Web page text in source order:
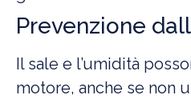
Prevenzione
Il sale e l’umidità
motore, anche se non